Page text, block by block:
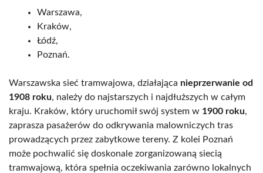
Warszawa,
Kraków,
Łódź,
Poznań.
Warszawska sieć tramwajowa, działająca nieprzerwanie od
1908 roku, należy do najstarszych i najdłuższych w całym
kraju. Kraków, który uruchomił swój system w 1900 roku,
zaprasza pasażerów do odkrywania malowniczych tras
prowadzących przez zabytkowe tereny. Z kolei Poznań
może pochwalić się doskonale zorganizowaną siecią
tramwajową, która spełnia oczekiwania zarówno lokalnych